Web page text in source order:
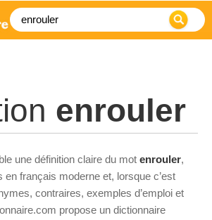
enrouler
une définition claire du mot enrouler,
français moderne et, lorsque c’est
contraires, exemples d’emploi et
propose un dictionnaire